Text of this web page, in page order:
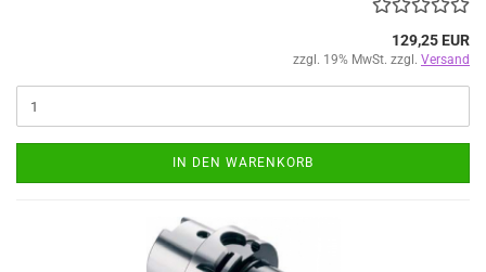
129,25 EUR
zzgl. 19% MwSt. zzgl. Versand
IN DEN WARENKORB